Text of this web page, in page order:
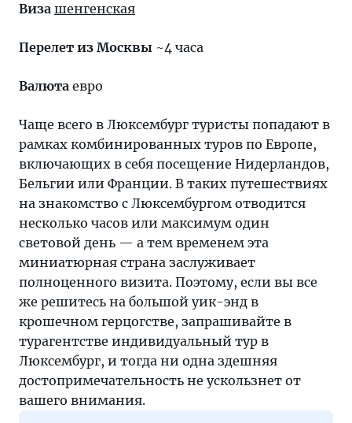
Виза шенгенская
Перелет из Москвы ~4 часа
Валюта евро
Чаще всего в Люксембург туристы попадают в
рамках комбинированных туров по Европе,
включающих в себя посещение Нидерландов,
Бельгии или Франции. В таких путешествиях
на знакомство с Люксембургом отводится
несколько часов или максимум один
световой день — а тем временем эта
миниатюрная страна заслуживает
полноценного визита. Поэтому, если вы все
же решитесь на большой уик-энд в
крошечном герцогстве, запрашивайте в
турагентстве индивидуальный тур в
Люксембург, и тогда ни одна здешняя
достопримечательность не ускользнет от
вашего внимания.